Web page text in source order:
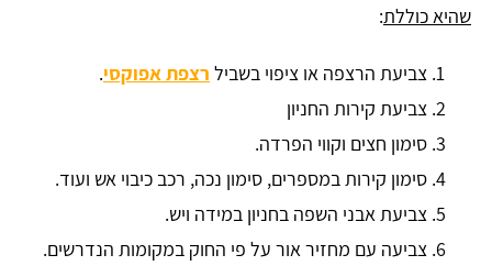
שהיא כוללת:
צביעת הרצפה או ציפוי בשביל רצפת אפוקסי.
צביעת קירות החניון
סימון חצים וקווי הפרדה.
סימון קירות במספרים, סימון נכה, רכב כיבוי אש ועוד.
צביעת אבני השפה בחניון במידה ויש.
צביעה עם מחזיר אור על פי החוק במקומות הנדרשים.